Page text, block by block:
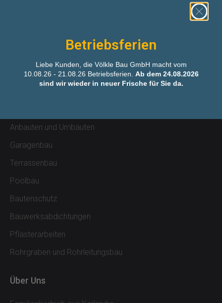
Unsere Dienstleistungen
Anbauten und Umbauten
Garagenbau
Terrassenbau
Poolbau
Bautenschutz
Bauwerksabdichtungen
Pflasterarbeiten
Rohrgraben und Rohrleitungsbau
Über Uns
Betriebsferien
Liebe Kunden, die Völkle Bau GmbH macht vom
10.08.26 - 21.08.26 Betriebsferien. Ab dem 24.08.2026
sind wir wieder in neuer Frische für Sie da.